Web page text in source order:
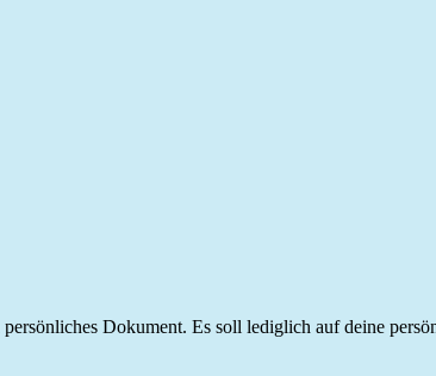
Dokument. Es soll lediglich auf deine